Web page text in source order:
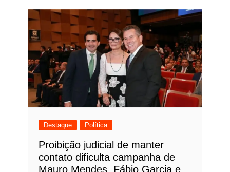
Post
Destaque Política
Proibição judicial de manter
contato dificulta campanha de
Mauro Mendes, Fábio Garcia e